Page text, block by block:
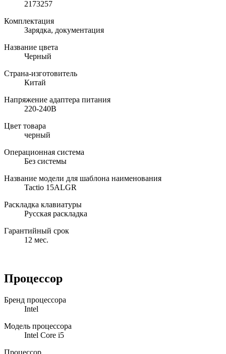
2173257
Комплектация
Зарядка, документация
Название цвета
Черный
Страна-изготовитель
Китай
Напряжение адаптера питания
220-240В
Цвет товара
черный
Операционная система
Без системы
Название модели для шаблона наименования
Tactio 15ALGR
Раскладка клавиатуры
Русская раскладка
Гарантийный срок
12 мес.
Процессор
Бренд процессора
Intel
Модель процессора
Intel Core i5
Процессор